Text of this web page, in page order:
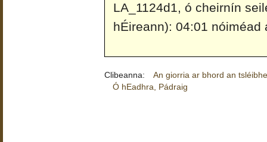
LA_1124d1, ó cheirnín
hÉireann): 04:01 nóiméad
Clibeanna:
An giorria ar bhord an tsléibhe
Ó hEadhra, Pádraig